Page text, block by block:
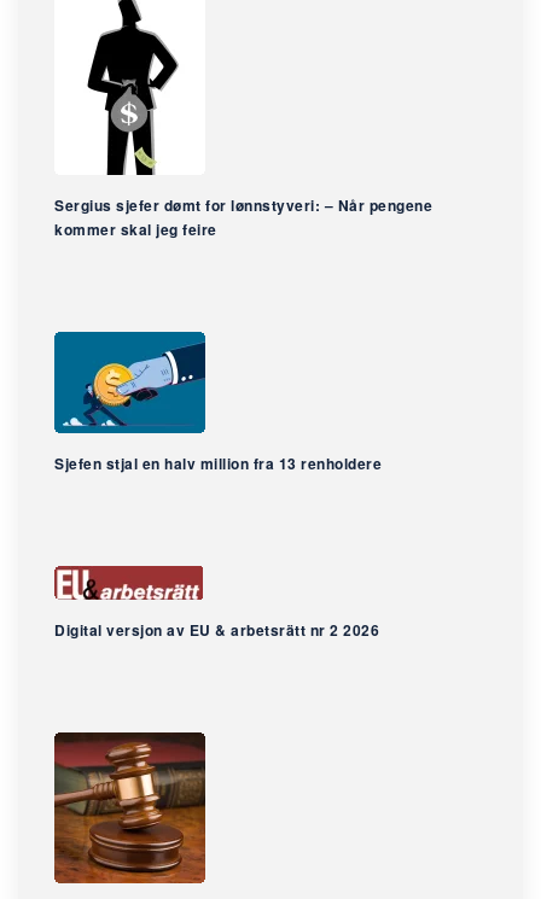
Sergius sjefer dømt for lønnstyveri: – Når pengene
kommer skal jeg feire
Sjefen stjal en halv million fra 13 renholdere
Digital versjon av EU & arbetsrätt nr 2 2026